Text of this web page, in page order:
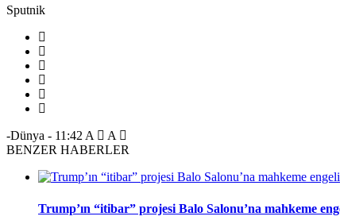
Sputnik
-Dünya - 11:42 A
A
BENZER HABERLER
Trump’ın “itibar” projesi Balo Salonu’na mahkeme